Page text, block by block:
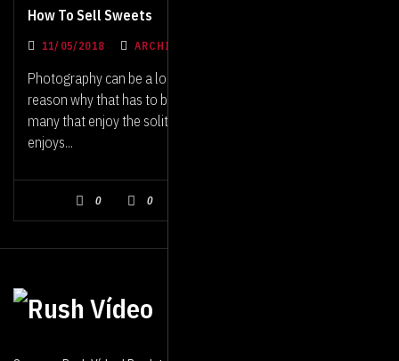
How To Sell Sweets
11/05/2018 ARCHITECTURE, NATURE, PHOTOGRAPHY
Photography can be a lonely business, but there is no
reason why that has to be the case. Of course, there are
many that enjoy the solitude. If you’re a photographer who
enjoys...
0 0